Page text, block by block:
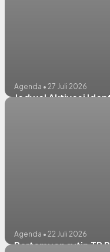
Agenda • 27 Juli 2026
Jadwal Aktivasi
Agenda • 22 Juli 2026
Pertemuan rutin TP